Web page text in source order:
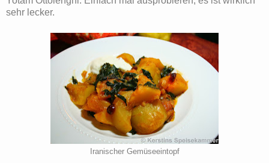
sehr lecker.
Iranischer Gemüseeintopf